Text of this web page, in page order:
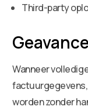
Third-party
Wanneer
worden zonder